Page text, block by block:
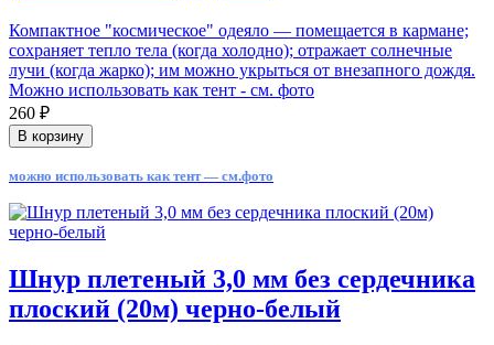
Компактное "космическое" одеяло — помещается в кармане;
сохраняет тепло тела (когда холодно); отражает солнечные
лучи (когда жарко); им можно укрыться от внезапного дождя.
Можно использовать как тент - см. фото
260 ₽
В корзину
можно использовать как тент — см.фото
Шнур плетеный 3,0 мм без сердечника
плоский (20м) черно-белый